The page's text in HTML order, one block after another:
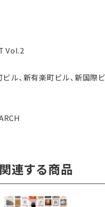
Vol.2
ル、新有楽町ビル、新国際ビ
関連する商品